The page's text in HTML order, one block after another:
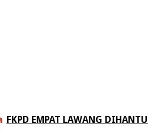
FKPD EMPAT LAWANG